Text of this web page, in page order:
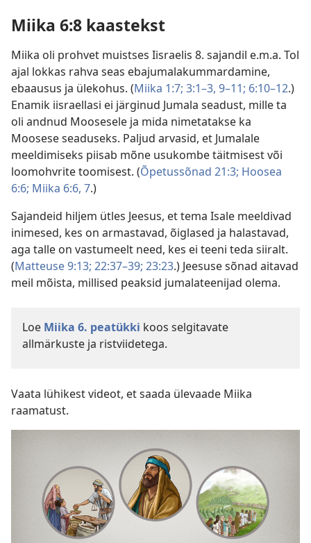
Miika 6:8 kaastekst
Miika oli prohvet muistses Iisraelis 8. sajandil e.m.a. Tol
ajal lokkas rahva seas ebajumalakummardamine,
ebaausus ja ülekohus. (Miika 1:7; 3:1–3, 9–11; 6:10–12.)
Enamik iisraellasi ei järginud Jumala seadust, mille ta
oli andnud Moosesele ja mida nimetatakse ka
Moosese seaduseks. Paljud arvasid, et Jumalale
meeldimiseks piisab mõne usukombe täitmisest või
loomohvrite toomisest. (Õpetussõnad 21:3; Hoosea
6:6; Miika 6:6, 7.)
Sajandeid hiljem ütles Jeesus, et tema Isale meeldivad
inimesed, kes on armastavad, õiglased ja halastavad,
aga talle on vastumeelt need, kes ei teeni teda siiralt.
(Matteuse 9:13; 22:37–39; 23:23.) Jeesuse sõnad aitavad
meil mõista, millised peaksid jumalateenijad olema.
Loe Miika 6. peatükki koos selgitavate
allmärkuste ja ristviidetega.
Vaata lühikest videot, et saada ülevaade Miika
raamatust.